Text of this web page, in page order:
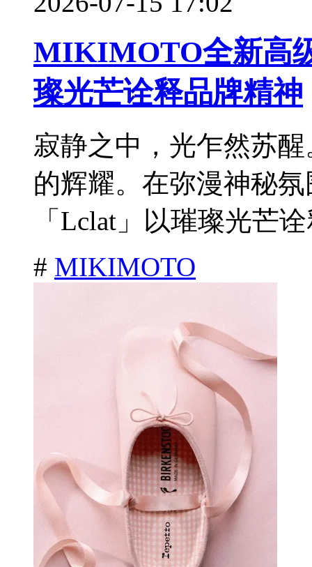
MIKIMOTO全新高
璨光芒诠释品牌精神
寂静之中，光乍然苏
的辉耀。在弥漫神秘
「Lclat」以璀璨光芒
# MIKIMOTO